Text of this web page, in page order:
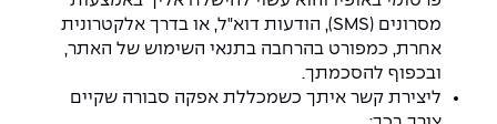
מסרונים (SMS), הודעות דוא"ל, או בדרך אלקטרונית
אחרת, כמפורט בהרחבה בתנאי השימוש של האתר,
ובכפוף להסכמתך.
ליצירת קשר איתך כשמכללת אפקה סבורה שקיים